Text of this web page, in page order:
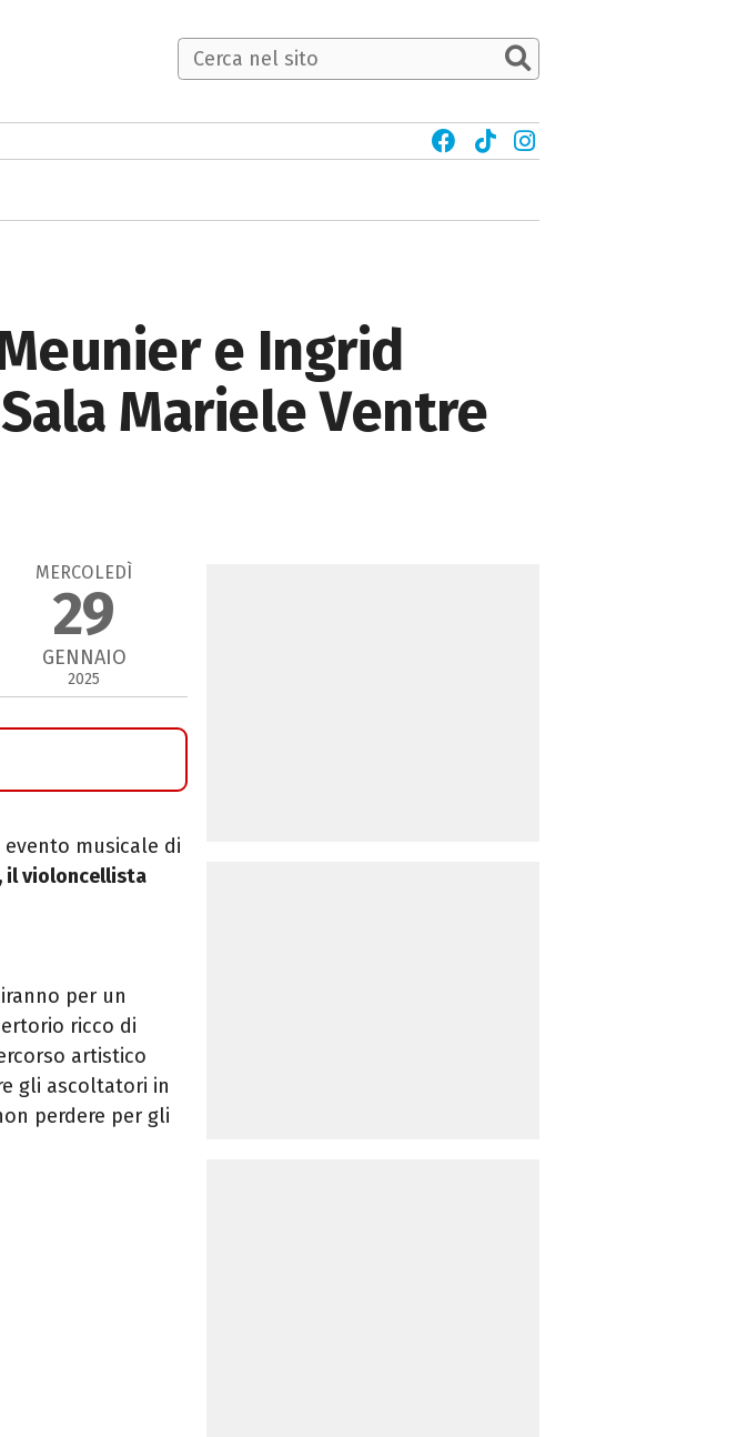
e Ingrid
Mariele Ventre
MERCOLEDÌ
29
GENNAIO
2025
musicale di
il violoncellista
per un
ricco di
artistico
gli ascoltatori in
perdere per gli